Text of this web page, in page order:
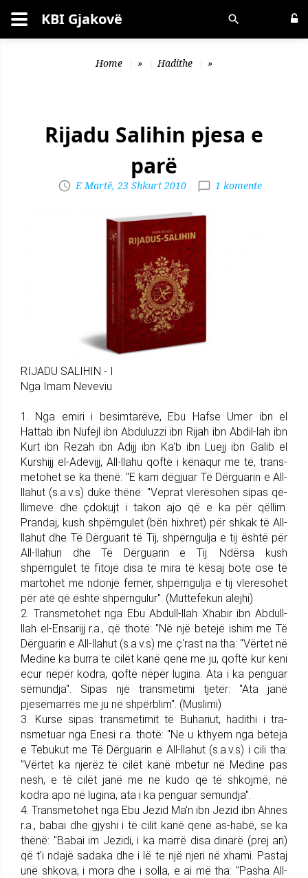
Kërko KBI Gjakovë
Home » Hadithe »
Rijadu Salihin pjesa e
parë
E Martë, 23 Shkurt 2010 1 komente
RIJADU SALIHIN - I
Nga Imam Neveviu
1. Nga emiri i besimta­rëve, Ebu Hafse Umer ibn el
Hattab ibn Nu­fejl ibn Abduluzzi ibn Rijah ibn Abdil-lah ibn
Kurt ibn Rezah ibn Adijj ibn Ka'b ibn Luejj ibn Galib el
Kurshijj el-Adevijj, All-llahu qoftë i kënaqur me të, trans­
me­to­het se ka thënë: "E kam dëgjuar Të Dërguarin e All-
llahut (s.a.v.s) duke thënë: "Veprat vlerësohen sipas që­
lli­meve dhe çdokujt i takon ajo që e ka për qëllim.
Prandaj, kush shpërngulet (bën hixhret) për shkak të All-
llahut dhe Të Dërguarit të Tij, shpërngulja e tij është për
All-llahun dhe Të Dërguarin e Tij. Ndërsa kush
shpërngulet të fitojë disa të mira të kësaj bote ose të
martohet me ndonjë femër, shpërngulja e tij vlerësohet
për atë që është shpërngulur". (Mutte­fekun alejhi)
2. Trans­me­tohet nga Ebu Ab­dull-llah Xhabir ibn Abdull-
llah el-Ensarijj r.a., që thotë: "Në një be­tejë ishim me Të
Dërguarin e All-llahut (s.a.v.s) me ç'rast na tha: "Vërtet në
Medine ka burra të cilët kanë qenë me ju, qoftë kur keni
ecur nëpër kodra, qoftë nëpër lugina. Ata i ka penguar
së­mund­ja". Sipas një transmetimi tjetër: "Ata janë
pjesëmarrës me ju në shpërblim". (Muslimi)
3. Kurse sipas transmetimit të Buhariut, hadithi i tra­
nsmetuar nga Enesi r.a. thotë: "Ne u kthyem nga beteja
e Tebukut me Të Dërguarin e All-llahut (s.a.v.s) i cili tha:
"Vërtet ka njerëz të cilët kanë mbetur në Medine pas
nesh, e të cilët janë me ne kudo që të shko­jmë; në
kodra apo në lugina, ata i ka penguar sëmundja".
4. Trans­me­tohet nga Ebu Jezid Ma'n ibn Jezid ibn Ahnes
r.a., ba­bai dhe gjy­shi i të cilit kanë qenë as-habë, se ka
thënë: "Babai im Jezidi, i ka marrë disa dinarë (prej ari)
që t'i ndajë sadaka dhe i lë te një njeri në xhami. Pastaj
unë shkova, i mora dhe i solla, e ai më tha: "Pasha All-